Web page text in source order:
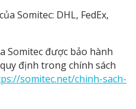
Somitec: DHL, FedEx,
Somitec được bảo hành
định trong chính sách
somitec.net/chinh-sach-